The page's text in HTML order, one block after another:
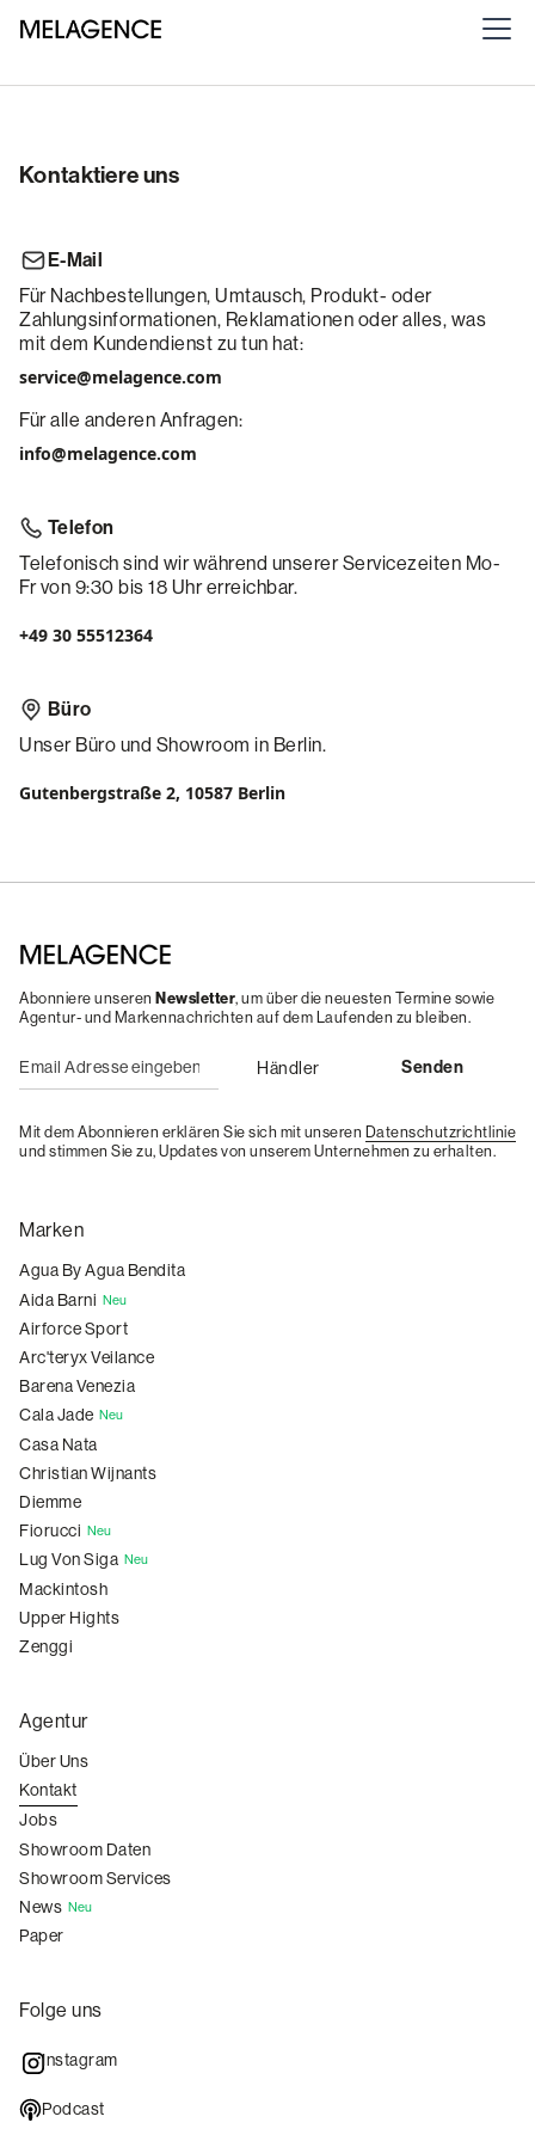
Kontaktiere uns
E-Mail
Für Nachbestellungen, Umtausch, Produkt- oder
Zahlungsinformationen, Reklamationen oder alles, was
mit dem Kundendienst zu tun hat:
service@melagence.com
Für alle anderen Anfragen:
info@melagence.com
Telefon
Telefonisch sind wir während unserer Servicezeiten Mo-
Fr von 9:30 bis 18 Uhr erreichbar.
+49 30 55512364
Büro
Unser Büro und Showroom in Berlin.
Gutenbergstraße 2, 10587 Berlin
Abonniere unseren Newsletter, um über die neuesten Termine sowie
Agentur- und Markennachrichten auf dem Laufenden zu bleiben.
Mit dem Abonnieren erklären Sie sich mit unseren Datenschutzrichtlinie
und stimmen Sie zu, Updates von unserem Unternehmen zu erhalten.
Marken
Agua By Agua Bendita
Aida Barni Neu
Airforce Sport
Arc'teryx Veilance
Barena Venezia
Cala Jade Neu
Casa Nata
Christian Wijnants
Diemme
Fiorucci Neu
Lug Von Siga Neu
Mackintosh
Upper Hights
Zenggi
Agentur
Über Uns
Kontakt
Jobs
Showroom Daten
Showroom Services
News Neu
Paper
Folge uns
Instagram
Podcast